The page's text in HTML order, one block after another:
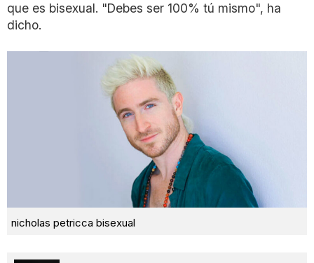
que es bisexual. "Debes ser 100% tú mismo", ha
dicho.
nicholas petricca bisexual